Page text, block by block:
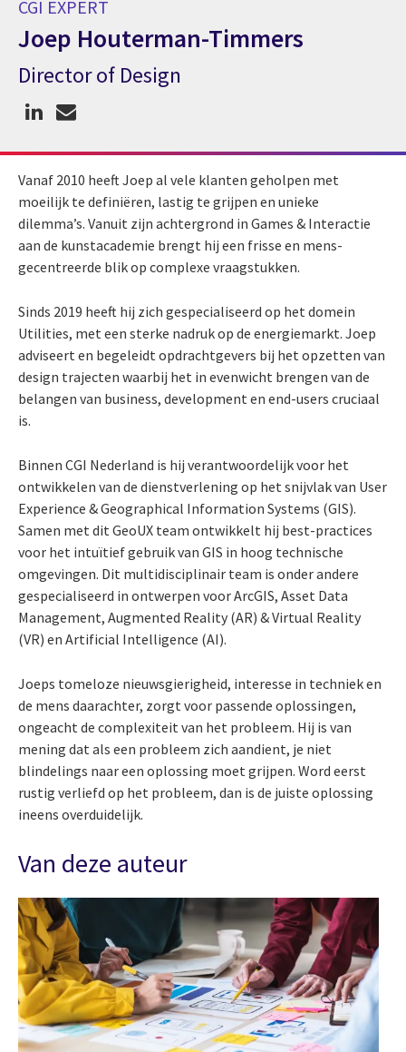
CGI EXPERT
Joep Houterman-Timmers
CGI expert Joep Houterman-Timmers
Director of Design
Vanaf 2010 heeft Joep al vele klanten geholpen met
moeilijk te definiëren, lastig te grijpen en unieke
dilemma’s. Vanuit zijn achtergrond in Games & Interactie
aan de kunstacademie brengt hij een frisse en mens-
gecentreerde blik op complexe vraagstukken.
Sinds 2019 heeft hij zich gespecialiseerd op het domein
Utilities, met een sterke nadruk op de energiemarkt. Joep
adviseert en begeleidt opdrachtgevers bij het opzetten van
design trajecten waarbij het in evenwicht brengen van de
belangen van business, development en end-users cruciaal
is.
Binnen CGI Nederland is hij verantwoordelijk voor het
ontwikkelen van de dienstverlening op het snijvlak van User
Experience & Geographical Information Systems (GIS).
Samen met dit GeoUX team ontwikkelt hij best-practices
voor het intuïtief gebruik van GIS in hoog technische
omgevingen. Dit multidisciplinair team is onder andere
gespecialiseerd in ontwerpen voor ArcGIS, Asset Data
Management, Augmented Reality (AR) & Virtual Reality
(VR) en Artificial Intelligence (AI).
Joeps tomeloze nieuwsgierigheid, interesse in techniek en
de mens daarachter, zorgt voor passende oplossingen,
ongeacht de complexiteit van het probleem. Hij is van
mening dat als een probleem zich aandient, je niet
blindelings naar een oplossing moet grijpen. Word eerst
rustig verliefd op het probleem, dan is de juiste oplossing
ineens overduidelijk.
Van deze auteur